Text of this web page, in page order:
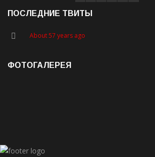
ПОСЛЕДНИЕ ТВИТЫ
About 57 years ago
ФОТОГАЛЕРЕЯ